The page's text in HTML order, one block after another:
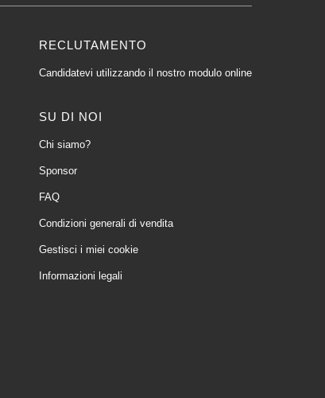
RECLUTAMENTO
Candidatevi utilizzando il nostro modulo online
SU DI NOI
Chi siamo?
Sponsor
FAQ
Condizioni generali di vendita
Gestisci i miei cookie
Informazioni legali